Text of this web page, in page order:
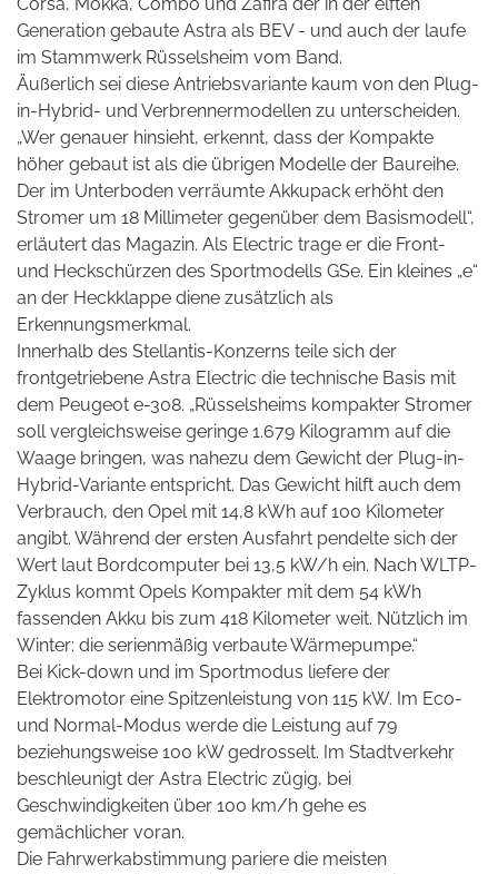
Generation gebaute Astra als BEV - und auch der laufe
im Stammwerk Rüsselsheim vom Band.
Äußerlich sei diese Antriebsvariante kaum von den Plug-
in-Hybrid- und Verbrennermodellen zu unterscheiden.
„Wer genauer hinsieht, erkennt, dass der Kompakte
höher gebaut ist als die übrigen Modelle der Baureihe.
Der im Unterboden verräumte Akkupack erhöht den
Stromer um 18 Millimeter gegenüber dem Basismodell“,
erläutert das Magazin. Als Electric trage er die Front-
und Heckschürzen des Sportmodells GSe. Ein kleines „e“
an der Heckklappe diene zusätzlich als
Erkennungsmerkmal.
Innerhalb des Stellantis-Konzerns teile sich der
frontgetriebene Astra Electric die technische Basis mit
dem Peugeot e-308. „Rüsselsheims kompakter Stromer
soll vergleichsweise geringe 1.679 Kilogramm auf die
Waage bringen, was nahezu dem Gewicht der Plug-in-
Hybrid-Variante entspricht. Das Gewicht hilft auch dem
Verbrauch, den Opel mit 14,8 kWh auf 100 Kilometer
angibt. Während der ersten Ausfahrt pendelte sich der
Wert laut Bordcomputer bei 13,5 kW/h ein. Nach WLTP-
Zyklus kommt Opels Kompakter mit dem 54 kWh
fassenden Akku bis zum 418 Kilometer weit. Nützlich im
Winter: die serienmäßig verbaute Wärmepumpe.“
Bei Kick-down und im Sportmodus liefere der
Elektromotor eine Spitzenleistung von 115 kW. Im Eco-
und Normal-Modus werde die Leistung auf 79
beziehungsweise 100 kW gedrosselt. Im Stadtverkehr
beschleunigt der Astra Electric zügig, bei
Geschwindigkeiten über 100 km/h gehe es
gemächlicher voran.
Die Fahrwerkabstimmung pariere die meisten